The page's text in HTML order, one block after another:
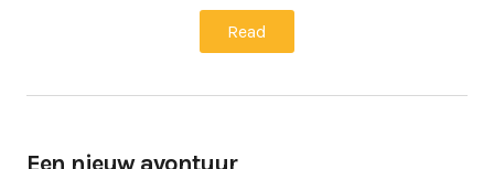
Read